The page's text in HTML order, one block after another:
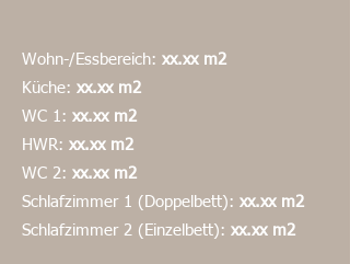
Wohn-/Essbereich: xx.xx m2
Küche: xx.xx m2
WC 1: xx.xx m2
HWR: xx.xx m2
WC 2: xx.xx m2
Schlafzimmer 1 (Doppelbett): xx.xx m2
Schlafzimmer 2 (Einzelbett): xx.xx m2